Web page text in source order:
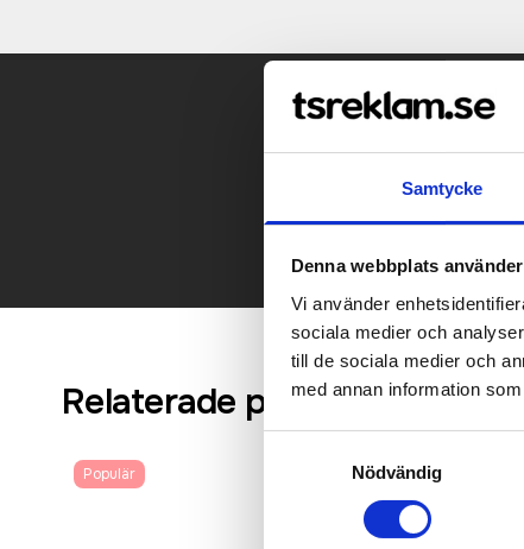
Samtycke
Denna webbplats
Vi använder
sociala medier och
till de sociala medier och
med annan information
Nödvändig
Relaterade produkter
Populär